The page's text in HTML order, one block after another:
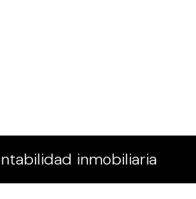
inmobiliaria